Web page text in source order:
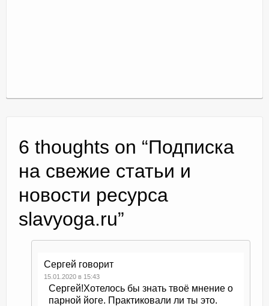
6 thoughts on “Подписка
на свежие статьи и
новости ресурса
slavyoga.ru”
Сергей говорит
15.01.2020 в 15:43
Сергей!Хотелось бы знать твоё мнение о
парной йоге. Практиковали ли ты это.